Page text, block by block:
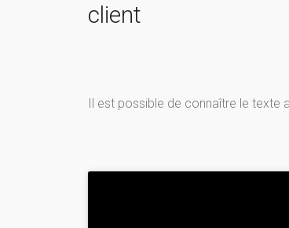
client
Il est possible de connaître le